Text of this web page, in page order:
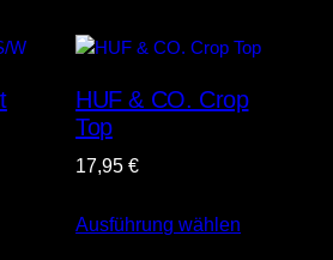
HUF & CO. Crop
Top
17,95€
Ausführung wählen